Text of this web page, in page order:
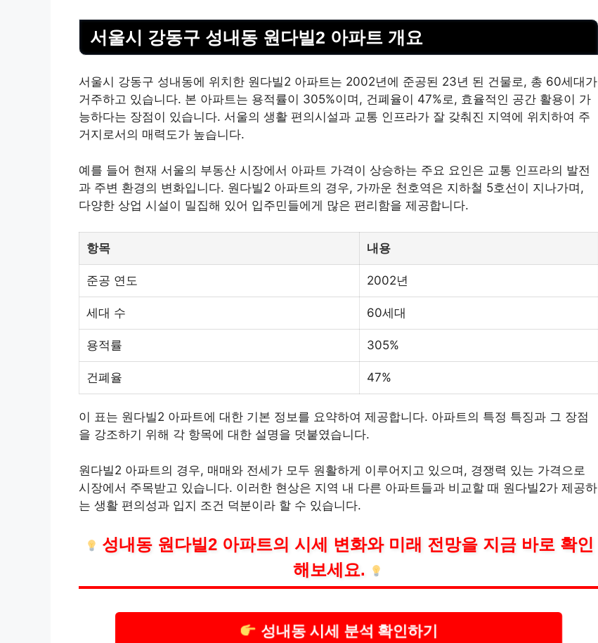
서울시 강동구 성내동 원다빌2 아파트 개요
서울시 강동구 성내동에 위치한 원다빌2 아파트는 2002년에 준공된 23년 된 건물로, 총 60세대가
거주하고 있습니다. 본 아파트는 용적률이 305%이며, 건폐율이 47%로, 효율적인 공간 활용이 가
능하다는 장점이 있습니다. 서울의 생활 편의시설과 교통 인프라가 잘 갖춰진 지역에 위치하여 주
거지로서의 매력도가 높습니다.
예를 들어 현재 서울의 부동산 시장에서 아파트 가격이 상승하는 주요 요인은 교통 인프라의 발전
과 주변 환경의 변화입니다. 원다빌2 아파트의 경우, 가까운 천호역은 지하철 5호선이 지나가며,
다양한 상업 시설이 밀집해 있어 입주민들에게 많은 편리함을 제공합니다.
항목 내용
준공 연도 2002년
세대 수 60세대
용적률 305%
건폐율 47%
이 표는 원다빌2 아파트에 대한 기본 정보를 요약하여 제공합니다. 아파트의 특정 특징과 그 장점
을 강조하기 위해 각 항목에 대한 설명을 덧붙였습니다.
원다빌2 아파트의 경우, 매매와 전세가 모두 원활하게 이루어지고 있으며, 경쟁력 있는 가격으로
시장에서 주목받고 있습니다. 이러한 현상은 지역 내 다른 아파트들과 비교할 때 원다빌2가 제공하
는 생활 편의성과 입지 조건 덕분이라 할 수 있습니다.
성내동 원다빌2 아파트의 시세 변화와 미래 전망을 지금 바로 확인
해보세요.
성내동 시세 분석 확인하기